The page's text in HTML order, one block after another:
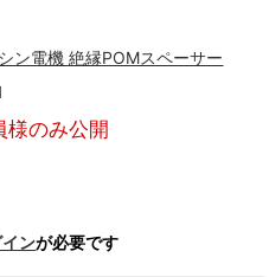
ン電機 絶縁POMスペーサー
様のみ公開
インが必要です